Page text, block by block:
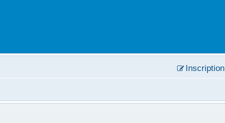
Inscription